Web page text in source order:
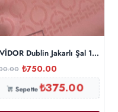
– Pamuk Şekeri
Dublin Jakarlı Şal 17886
₺750.00
Sepette₺375.00